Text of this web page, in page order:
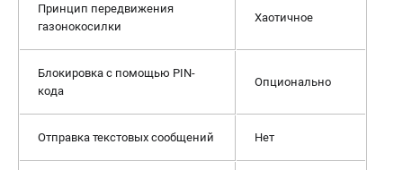
Принцип передвижения
газонокосилки
Хаотичное
Блокировка с помощью PIN-
кода
Опционально
Отправка текстовых сообщений Нет